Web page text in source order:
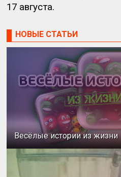
17 августа.
НОВЫЕ СТАТЬИ
Весёлые истории из жизни